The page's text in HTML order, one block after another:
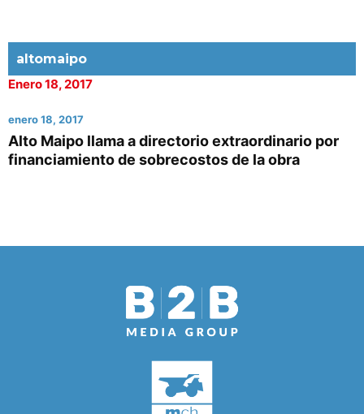
altomaipo
Enero 18, 2017
enero 18, 2017
Alto Maipo llama a directorio extraordinario por
financiamiento de sobrecostos de la obra